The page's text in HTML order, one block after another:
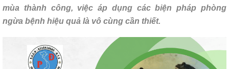
mùa thành công, việc áp dụng các biện pháp phòng
ngừa bệnh hiệu quả là vô cùng cần thiết.